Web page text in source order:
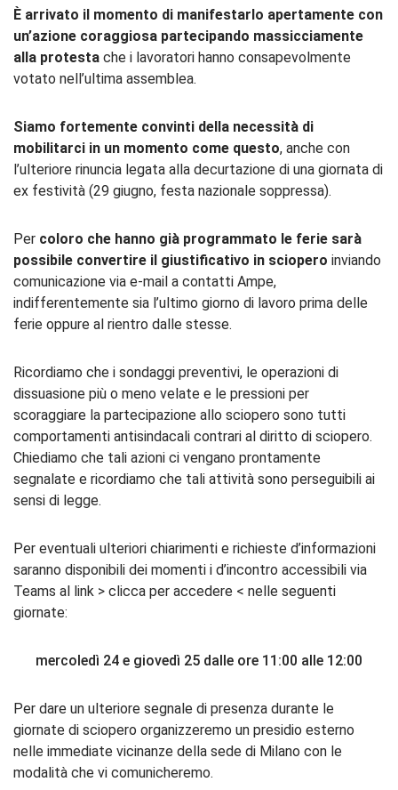
È arrivato il momento di manifestarlo apertamente con
un’azione coraggiosa partecipando massicciamente
alla protesta che i lavoratori hanno consapevolmente
votato nell’ultima assemblea.
Siamo fortemente convinti della necessità di
mobilitarci in un momento come questo, anche con
l’ulteriore rinuncia legata alla decurtazione di una giornata di
ex festività (29 giugno, festa nazionale soppressa).
Per coloro che hanno già programmato le ferie sarà
possibile convertire il giustificativo in sciopero inviando
comunicazione via e-mail a contatti Ampe,
indifferentemente sia l’ultimo giorno di lavoro prima delle
ferie oppure al rientro dalle stesse.
Ricordiamo che i sondaggi preventivi, le operazioni di
dissuasione più o meno velate e le pressioni per
scoraggiare la partecipazione allo sciopero sono tutti
comportamenti antisindacali contrari al diritto di sciopero.
Chiediamo che tali azioni ci vengano prontamente
segnalate e ricordiamo che tali attività sono perseguibili ai
sensi di legge.
Per eventuali ulteriori chiarimenti e richieste d’informazioni
saranno disponibili dei momenti i d’incontro accessibili via
Teams al link > clicca per accedere < nelle seguenti
giornate:
mercoledì 24 e giovedì 25 dalle ore 11:00 alle 12:00
Per dare un ulteriore segnale di presenza durante le
giornate di sciopero organizzeremo un presidio esterno
nelle immediate vicinanze della sede di Milano con le
modalità che vi comunicheremo.